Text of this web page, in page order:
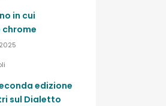
in cui
edizione
sul Dialetto